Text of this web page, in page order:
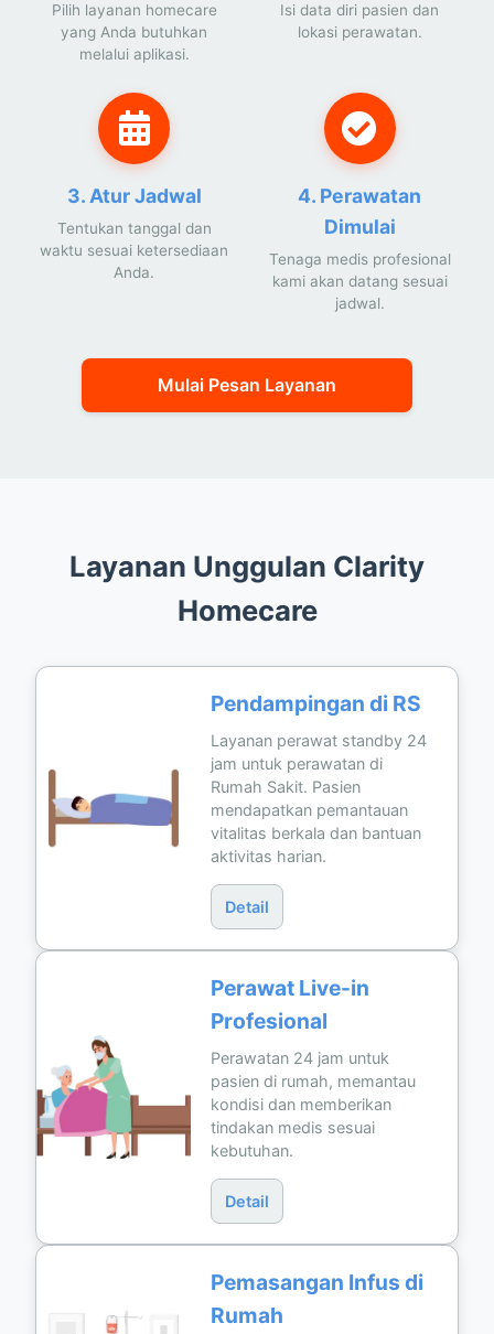
Pilih layanan homecare
yang Anda butuhkan
melalui aplikasi.
Isi data diri pasien dan
lokasi perawatan.
3. Atur Jadwal
Tentukan tanggal dan
waktu sesuai ketersediaan
Anda.
4. Perawatan
Dimulai
Tenaga medis profesional
kami akan datang sesuai
jadwal.
Mulai Pesan Layanan
Layanan Unggulan Clarity
Homecare
Pendampingan di RS
Layanan perawat standby 24
jam untuk perawatan di
Rumah Sakit. Pasien
mendapatkan pemantauan
vitalitas berkala dan bantuan
aktivitas harian.
Detail
Perawat Live-in
Profesional
Perawatan 24 jam untuk
pasien di rumah, memantau
kondisi dan memberikan
tindakan medis sesuai
kebutuhan.
Detail
Pemasangan Infus di
Rumah